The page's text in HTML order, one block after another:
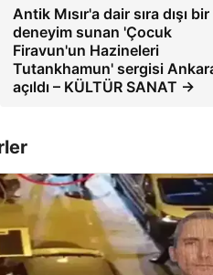
Antik Mısır'a dair sıra dışı bir
deneyim sunan 'Çocuk
Firavun'un Hazineleri
Tutankhamun' sergisi
açıldı – KÜLTÜR SANAT →